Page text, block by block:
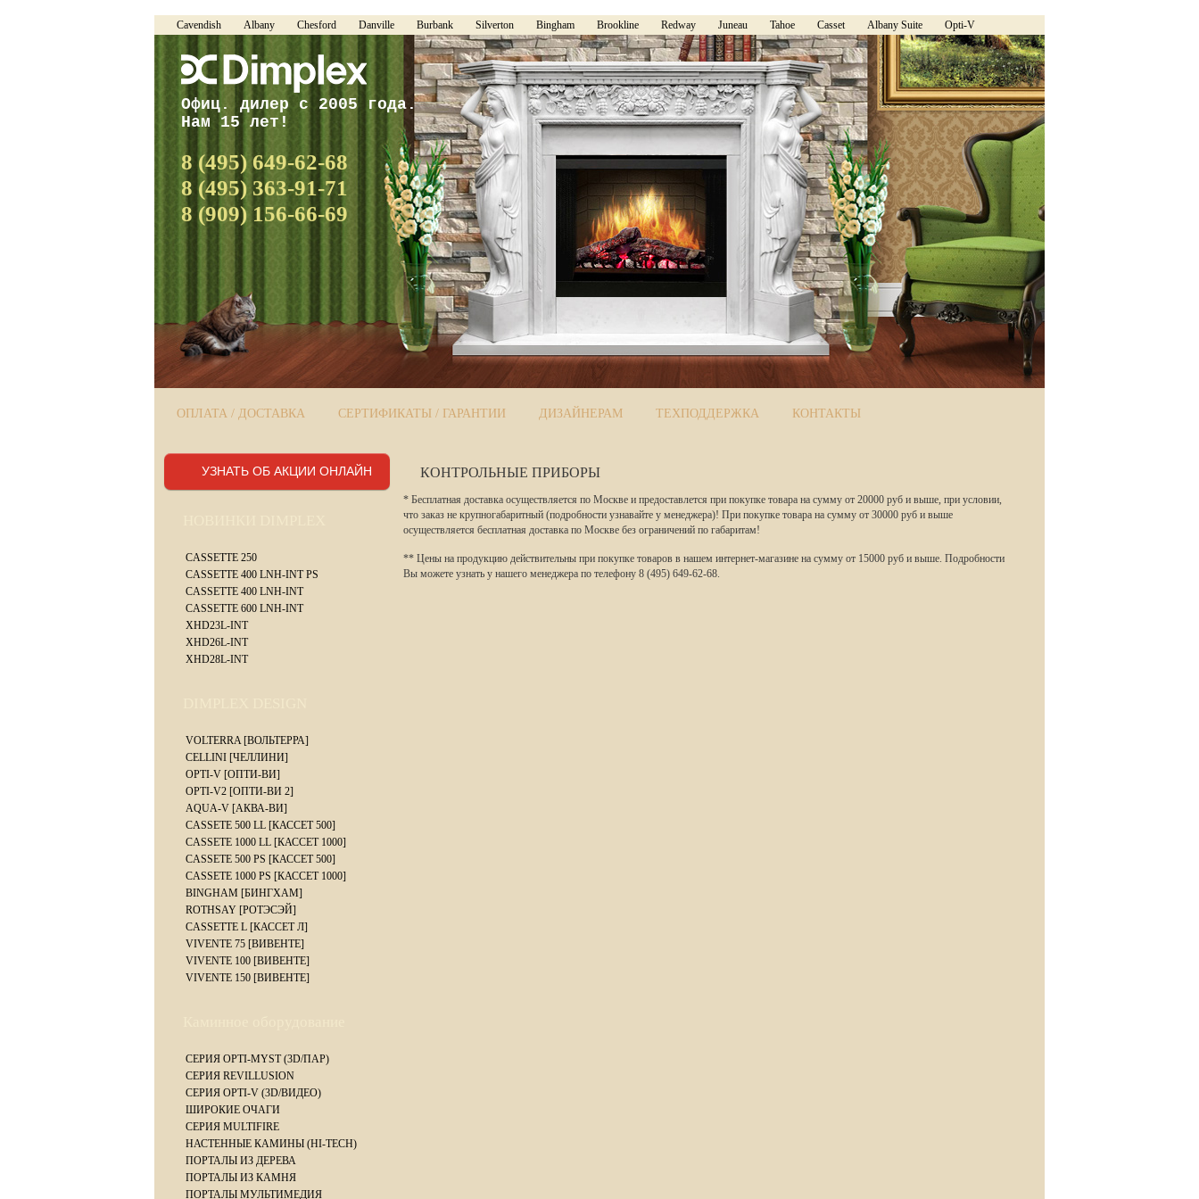
Cavendish Albany Chesford Danville Burbank Silverton Bingham Brookline Redway Juneau Tahoe Casset Albany Suite Opti-V
Офиц. дилер с 2005 года.
Нам 15 лет!
8 (495) 649-62-68
8 (495) 363-91-71
8 (909) 156-66-69
ОПЛАТА / ДОСТАВКА СЕРТИФИКАТЫ / ГАРАНТИИ ДИЗАЙНЕРАМ ТЕХПОДДЕРЖКА КОНТАКТЫ
УЗНАТЬ ОБ АКЦИИ ОНЛАЙН
CASSETTE 250
CASSETTE 400 LNH-INT PS
CASSETTE 400 LNH-INT
CASSETTE 600 LNH-INT
XHD23L-INT
XHD26L-INT
XHD28L-INT
VOLTERRA [ВОЛЬТЕРРА]
CELLINI [ЧЕЛЛИНИ]
OPTI-V [ОПТИ-ВИ]
OPTI-V2 [ОПТИ-ВИ 2]
AQUA-V [АКВА-ВИ]
CASSETE 500 LL [КАССЕТ 500]
CASSETE 1000 LL [КАССЕТ 1000]
CASSETE 500 PS [КАССЕТ 500]
CASSETE 1000 PS [КАССЕТ 1000]
BINGHAM [БИНГХАМ]
ROTHSAY [РОТЭСЭЙ]
CASSETTE L [КАССЕТ Л]
VIVENTE 75 [ВИВЕНТЕ]
VIVENTE 100 [ВИВЕНТЕ]
VIVENTE 150 [ВИВЕНТЕ]
СЕРИЯ OPTI-MYST (3D/ПАР)
СЕРИЯ REVILLUSION
СЕРИЯ OPTI-V (3D/ВИДЕО)
ШИРОКИЕ ОЧАГИ
СЕРИЯ MULTIFIRE
НАСТЕННЫЕ КАМИНЫ (HI-TECH)
ПОРТАЛЫ ИЗ ДЕРЕВА
ПОРТАЛЫ ИЗ КАМНЯ
ПОРТАЛЫ МУЛЬТИМЕДИЯ
КОНТРОЛЬНЫЕ ПРИБОРЫ
* Бесплатная доставка осуществляется по Москве и предоставлется при покупке товара на сумму от 20000 руб и выше, при условии,
что заказ не крупногабаритный (подробности узнавайте у менеджера)! При покупке товара на сумму от 30000 руб и выше
осуществляется бесплатная доставка по Москве без ограничений по габаритам!
** Цены на продукцию действительны при покупке товаров в нашем интернет-магазине на сумму от 15000 руб и выше. Подробности
Вы можете узнать у нашего менеджера по телефону 8 (495) 649-62-68.